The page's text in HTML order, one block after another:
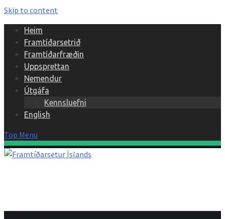
Skip to content
Heim
Framtíðarsetrið
Framtíðarfræðin
Uppsprettan
Nemendur
Útgáfa
Kennsluefni
English
Top Menu